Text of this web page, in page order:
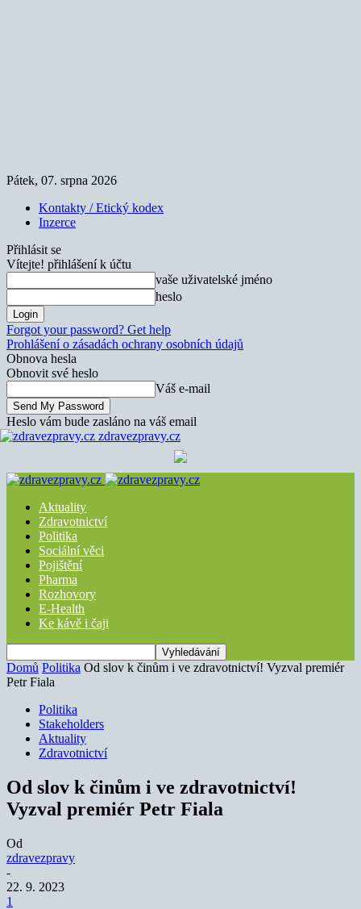
Pátek, 07. srpna 2026
Kontakty / Etický kodex
Inzerce
Přihlásit se
Vítejte! přihlášení k účtu
vaše uživatelské jméno
heslo
Forgot your password? Get help
Prohlášení o zásadách ochrany osobních údajů
Obnova hesla
Obnovit své heslo
Váš e-mail
Heslo vám bude zasláno na váš email
zdravezpravy.cz
Aktuality
Zdravotnictví
Politika
Sociální věci
Pojištění
Pharma
Rozhovory
E-Health
Ke kávě i čaji
Domů Politika Od slov k činům i ve zdravotnictví! Vyzval premiér
Petr Fiala
Politika
Stakeholders
Aktuality
Zdravotnictví
Od slov k činům i ve zdravotnictví!
Vyzval premiér Petr Fiala
Od
zdravezpravy
-
22. 9. 2023
1